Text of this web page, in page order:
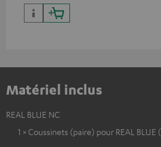
Matériel inclus
REAL BLUE NC
1 × Coussinets (paire) pour REAL